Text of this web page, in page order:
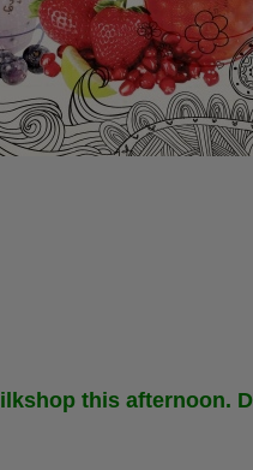
this afternoon.